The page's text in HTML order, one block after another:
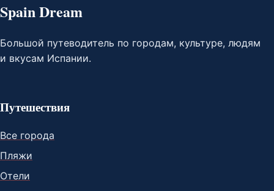
Spain Dream
Большой путеводитель по городам, культуре, людям
и вкусам Испании.
Путешествия
Все города
Пляжи
Отели